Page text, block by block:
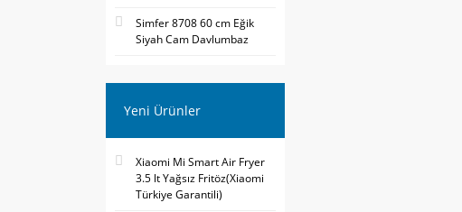
Simfer 8708 60 cm Eğik
Siyah Cam Davlumbaz
Yeni Ürünler
Xiaomi Mi Smart Air Fryer
3.5 lt Yağsız Fritöz(Xiaomi
Türkiye Garantili)